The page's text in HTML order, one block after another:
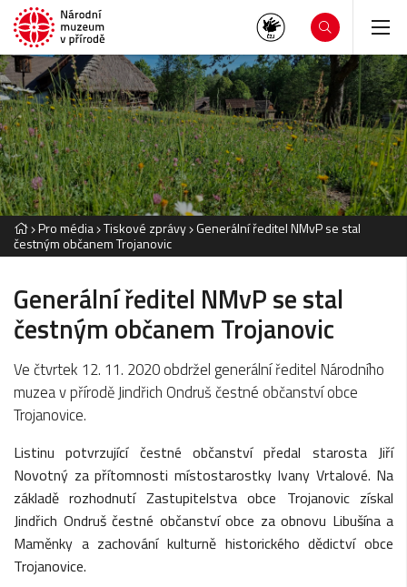
Pro média Tiskové zprávy Generální ředitel NMvP se stal
čestným občanem Trojanovic
Generální ředitel NMvP se stal
čestným občanem Trojanovic
Ve čtvrtek 12. 11. 2020 obdržel generální ředitel Národního
muzea v přírodě Jindřich Ondruš čestné občanství obce
Trojanovice.
Listinu potvrzující čestné občanství předal starosta Jiří
Novotný za přítomnosti místostarostky Ivany Vrtalové. Na
základě rozhodnutí Zastupitelstva obce Trojanovic získal
Jindřich Ondruš čestné občanství obce za obnovu Libušína a
Maměnky a zachování kulturně historického dědictví obce
Trojanovice.